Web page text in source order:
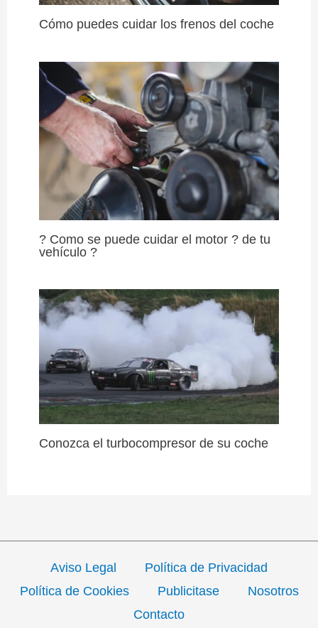
Cómo puedes cuidar los frenos del coche
? Como se puede cuidar el motor ? de tu
vehículo ?
Conozca el turbocompresor de su coche
Aviso Legal
Política de Privacidad
Política de Cookies
Publicitase
Nosotros
Contacto